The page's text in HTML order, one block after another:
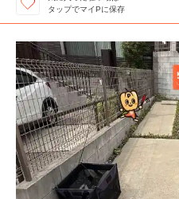
タップでマイPに保存